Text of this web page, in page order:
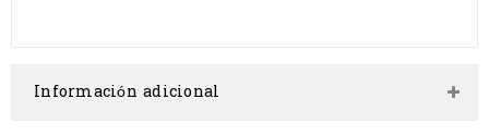
Información adicional